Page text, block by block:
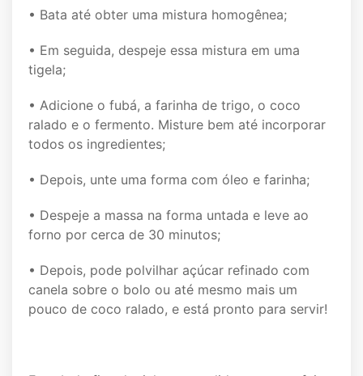
• Bata até obter uma mistura homogênea;
• Em seguida, despeje essa mistura em uma
tigela;
• Adicione o fubá, a farinha de trigo, o coco
ralado e o fermento. Misture bem até incorporar
todos os ingredientes;
• Depois, unte uma forma com óleo e farinha;
• Despeje a massa na forma untada e leve ao
forno por cerca de 30 minutos;
• Depois, pode polvilhar açúcar refinado com
canela sobre o bolo ou até mesmo mais um
pouco de coco ralado, e está pronto para servir!